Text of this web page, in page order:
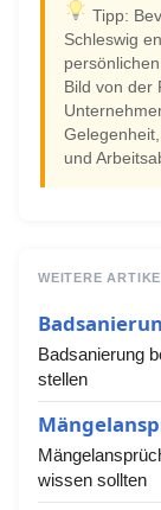
Tipp:
Schleswig
Bild von der
und
WEITERE
Badsanierung
stellen
wissen sollten